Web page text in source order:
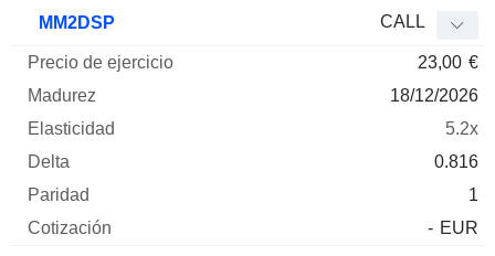
MM2DSP CALL
23,00 €
18/12/2026
5.2x
0.816
1
- EUR